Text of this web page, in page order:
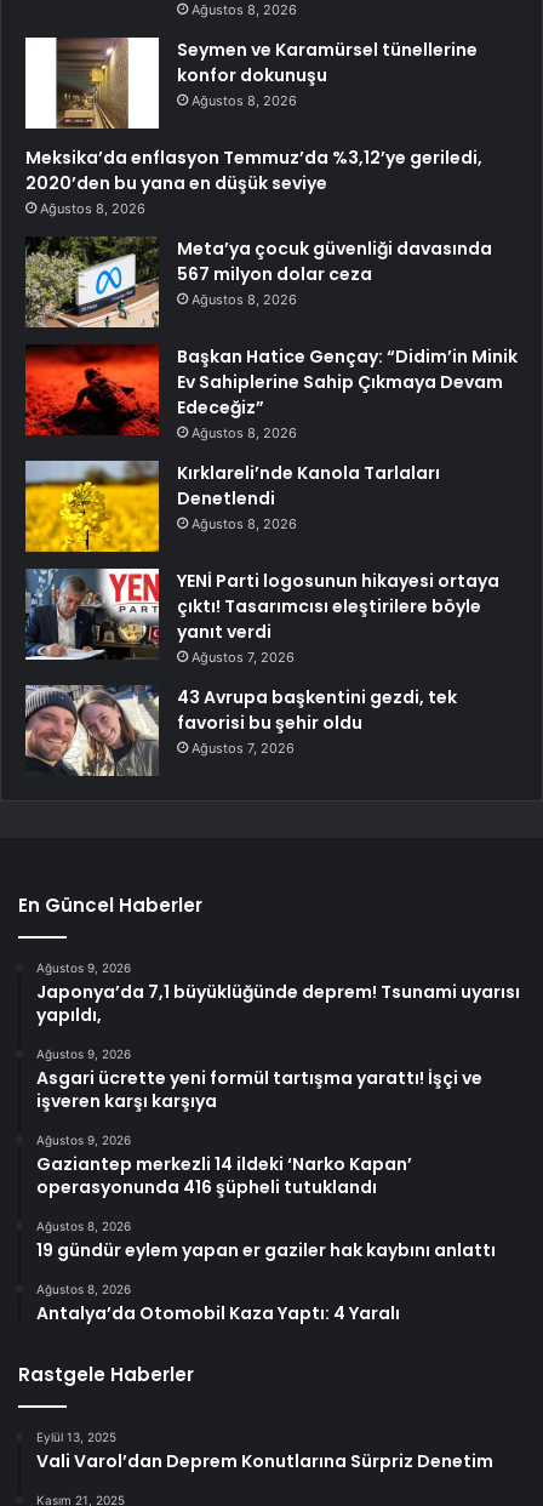
Ağustos 8, 2026
Seymen ve Karamürsel tünellerine
konfor dokunuşu
Ağustos 8, 2026
Meksika’da enflasyon Temmuz’da %3,12’ye geriledi,
2020’den bu yana en düşük seviye
Ağustos 8, 2026
Meta’ya çocuk güvenliği davasında
567 milyon dolar ceza
Ağustos 8, 2026
Başkan Hatice Gençay: “Didim’in Minik
Ev Sahiplerine Sahip Çıkmaya Devam
Edeceğiz”
Ağustos 8, 2026
Kırklareli’nde Kanola Tarlaları
Denetlendi
Ağustos 8, 2026
YENİ Parti logosunun hikayesi ortaya
çıktı! Tasarımcısı eleştirilere böyle
yanıt verdi
Ağustos 7, 2026
43 Avrupa başkentini gezdi, tek
favorisi bu şehir oldu
Ağustos 7, 2026
En Güncel Haberler
Ağustos 9, 2026
Japonya’da 7,1 büyüklüğünde deprem! Tsunami uyarısı
yapıldı,
Ağustos 9, 2026
Asgari ücrette yeni formül tartışma yarattı! İşçi ve
işveren karşı karşıya
Ağustos 9, 2026
Gaziantep merkezli 14 ildeki ‘Narko Kapan’
operasyonunda 416 şüpheli tutuklandı
Ağustos 8, 2026
19 gündür eylem yapan er gaziler hak kaybını anlattı
Ağustos 8, 2026
Antalya’da Otomobil Kaza Yaptı: 4 Yaralı
Rastgele Haberler
Eylül 13, 2025
Vali Varol’dan Deprem Konutlarına Sürpriz Denetim
Kasım 21, 2025